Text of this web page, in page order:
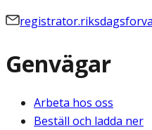
Genvägar
Arbeta hos oss
Beställ och ladda ner